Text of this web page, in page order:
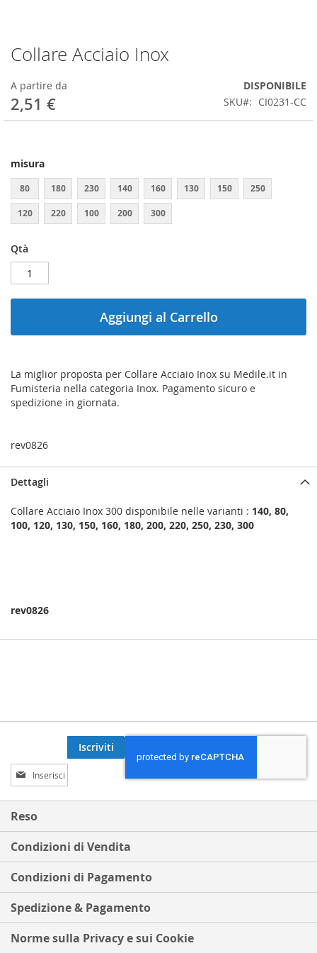
Collare Acciaio Inox
A partire da
2,51 €
DISPONIBILE
SKU
CI0231-CC
misura
80 180 230 140 160 130 150 250
120 220 100 200 300
Qtà
Aggiungi al Carrello
La miglior proposta per Collare Acciaio Inox su Medile.it in
Fumisteria nella categoria Inox. Pagamento sicuro e
spedizione in giornata.
rev0826
Vai
all'inizio
della
galleria
di
immagini
Dettagli
Collare Acciaio Inox 300 disponibile nelle varianti : 140, 80,
100, 120, 130, 150, 160, 180, 200, 220, 250, 230, 300
rev0826
Iscriviti
alla
nostra
Newsletter:
Iscriviti
Reso
Condizioni di Vendita
Condizioni di Pagamento
Spedizione & Pagamento
Norme sulla Privacy e sui Cookie